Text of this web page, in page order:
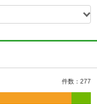
件数：277